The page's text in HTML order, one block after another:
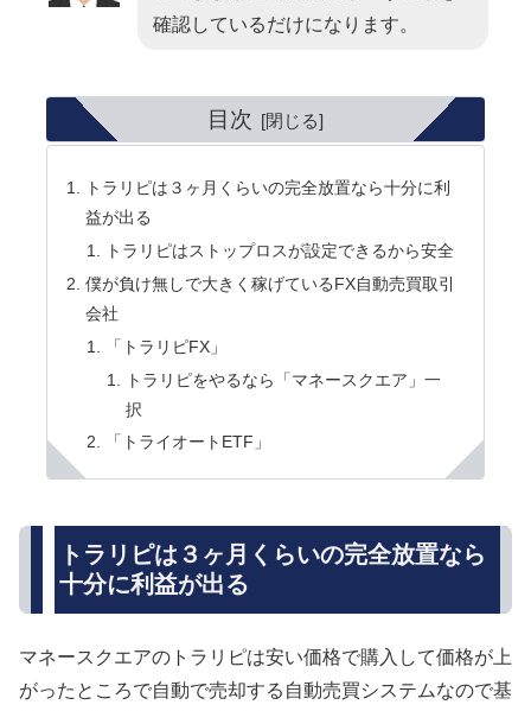
確認しているだけになります。
目次
トラリピは３ヶ月くらいの完全放置なら十分に利
益が出る
トラリピはストップロスが設定できるから安全
僕が負け無しで大きく稼げているFX自動売買取引
会社
「トラリピFX」
トラリピをやるなら「マネースクエア」一
択
「トライオートETF」
トラリピは３ヶ月くらいの完全放置なら
十分に利益が出る
マネースクエアのトラリピは安い価格で購入して価格が上
がったところで自動で売却する自動売買システムなので基